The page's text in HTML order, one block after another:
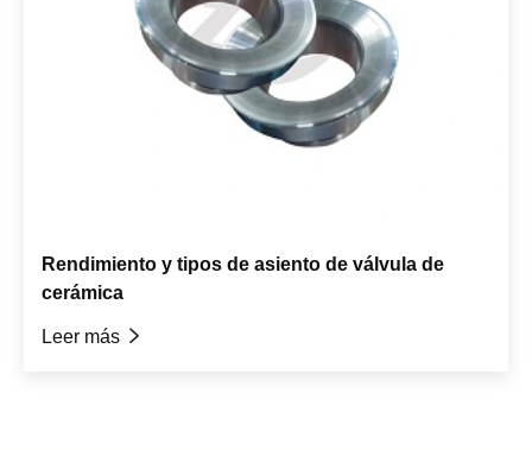
Rendimiento y tipos de asiento de válvula de
cerámica
Leer más 